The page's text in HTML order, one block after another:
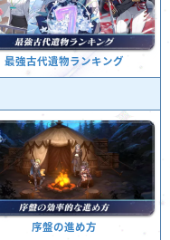
最強古代遺物ランキング
序盤の進め方